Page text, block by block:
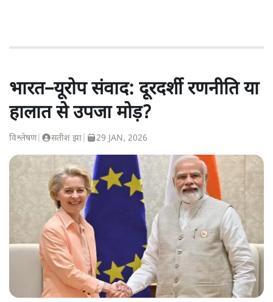
भारत–यूरोप संवाद: दूरदर्शी रणनीति या
हालात से उपजा मोड़?
विश्लेषण| सतीश झा 29 JAN, 2026